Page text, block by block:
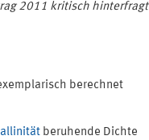
2011 kritisch hinterfragt
berechnet
beruhende Dichte